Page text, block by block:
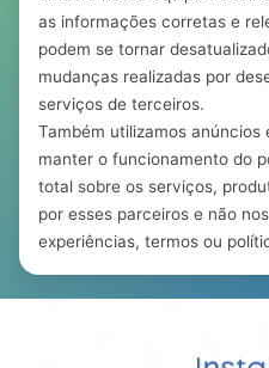
as informações corretas e
podem se tornar
mudanças realizadas por
serviços de terceiros.
Também utilizamos
manter o funcionamento do
total sobre os serviços,
por esses parceiros e não
experiências, termos ou